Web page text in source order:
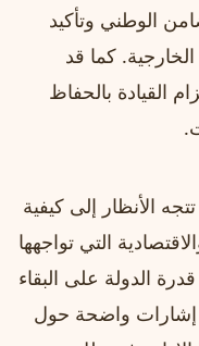
الوطني وتأكيد
كما قد
القيادة بالحفاظ
الأنظار إلى كيفية
التي تواجهها
الدولة على البقاء
واضحة حول